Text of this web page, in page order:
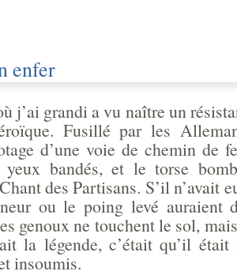
enfer
j’ai grandi a vu naître un
Fusillé par les
d’une voie de chemin de
bandés, et le torse
des Partisans. S’il n’avait
ou le poing levé auraient
genoux ne touchent le sol,
la légende, c’était qu’il
insoumis.